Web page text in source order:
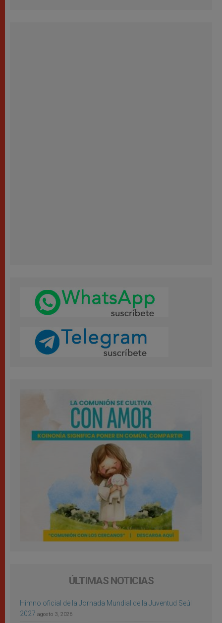
ÚLTIMAS NOTICIAS
Himno oficial de la Jornada Mundial de la Juventud Seúl
2027 agosto 3, 2026